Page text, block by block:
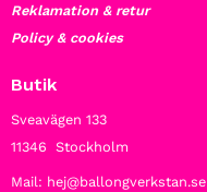
Reklamation & retur
Policy & cookies
Butik
Sveavägen 133
11346 Stockholm
Mail: hej@ballongverkstan.se